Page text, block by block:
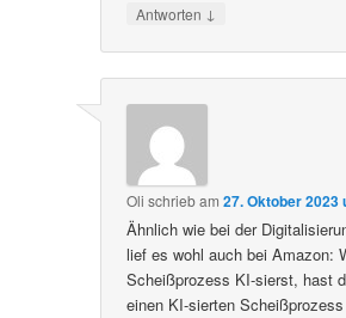
Antworten ↓
Oli schriebam27. Oktober 2023
Ähnlich wie bei der
lief es wohl auch bei Amazon:
Scheißprozess KI-sierst, hast
einen KI-sierten